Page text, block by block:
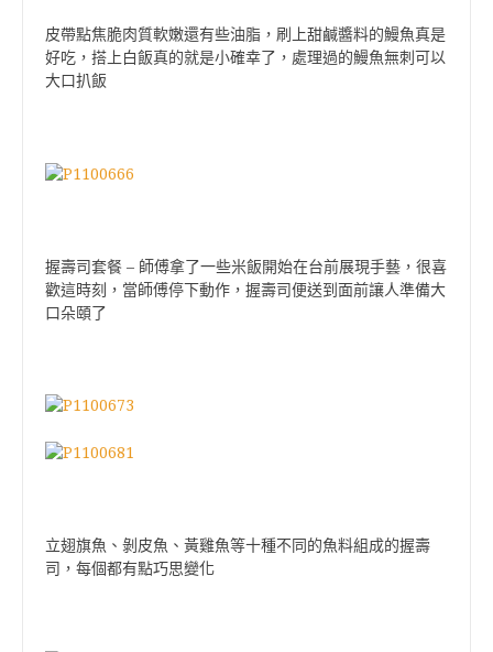
皮帶點焦脆肉質軟嫩還有些油脂，刷上甜鹹醬料的鰻魚真是
好吃，搭上白飯真的就是小確幸了，處理過的鰻魚無刺可以
大口扒飯
握壽司套餐 – 師傅拿了一些米飯開始在台前展現手藝，很喜
歡這時刻，當師傅停下動作，握壽司便送到面前讓人準備大
口朵頤了
立翅旗魚、剝皮魚、黃雞魚等十種不同的魚料組成的握壽
司，每個都有點巧思變化